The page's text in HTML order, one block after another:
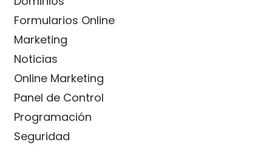
Formularios Online
Marketing
Noticias
Online Marketing
Panel de Control
Programación
Seguridad